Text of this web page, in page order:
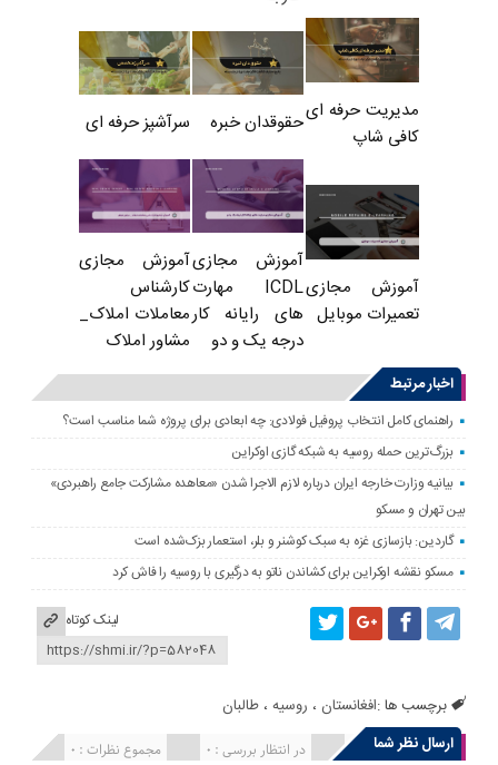
مدیریت حرفه ای
کافی شاپ
حقوقدان خبره سرآشپز حرفه ای
آموزش مجازی
تعمیرات موبایل
آموزش مجازی
ICDL مهارت
های رایانه کار
درجه یک و دو
آموزش مجازی
کارشناس
معاملات املاک_
مشاور املاک
اخبار مرتبط
راهنمای کامل انتخاب پروفیل فولادی: چه ابعادی برای پروژه شما مناسب است؟
بزرگ‌ترین حمله روسیه به شبکه گازی اوکراین
بیانیه وزارت خارجه ایران درباره لازم‌ الاجرا شدن «معاهده مشارکت جامع راهبردی»
بین تهران و مسکو
گاردین: بازسازی غزه به سبک کوشنر و بلر، استعمار بزک‌شده است
مسکو نقشه اوکراین برای کشاندن ناتو به درگیری با روسیه را فاش کرد
لینک کوتاه
برچسب ها :افغانستان ، روسیه ،طالبان
ارسال نظر شما
مجموع نظرات : 0 در انتظار بررسی : 0 انتشار یافته : 0